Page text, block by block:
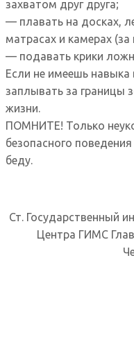
захватом друг друга;
— плавать на досках,
матрасах и камерах
— подавать крики
Если не имеешь навыка
заплывать за границы
жизни.
ПОМНИТЕ! Только
безопасного
беду.
Ст. Государственный
Центра ГИМС